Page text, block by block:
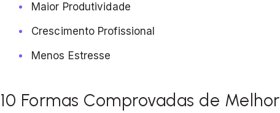
Maior Produtividade
Crescimento Profissional
Menos Estresse
10 Formas Comprovadas de